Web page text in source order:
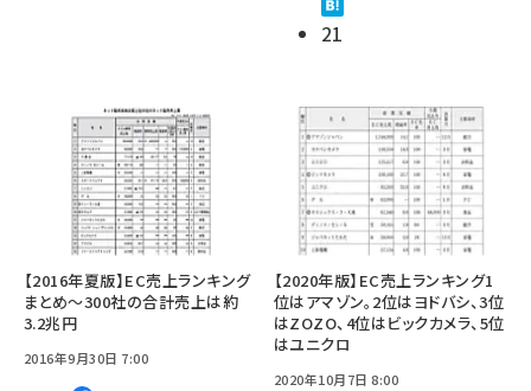
21
【2016年夏版】EC売上ランキング
まとめ～300社の合計売上は約
3.2兆円
2016年9月30日 7:00
【2020年版】EC売上ランキング1
位はアマゾン。2位はヨドバシ、3位
はZOZO、4位はビックカメラ、5位
はユニクロ
2020年10月7日 8:00